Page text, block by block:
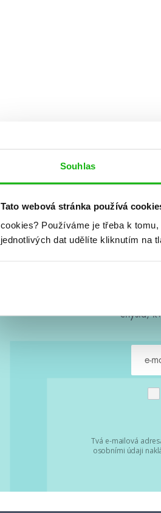
Souhlas
Tato webová stránka používá
cookies? Používáme je třeba k
jednotlivých dat udělíte kliknutím na
Vše kolem
chystá,
Tvá e-mailová
osobními údaji